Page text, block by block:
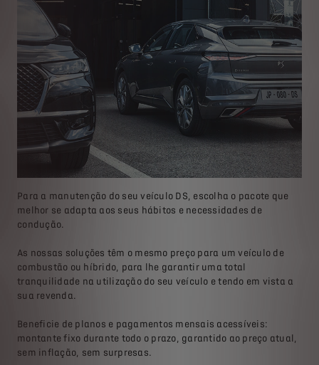
Para a manutenção do seu veículo DS, escolha o pacote que
melhor se adapta aos seus hábitos e necessidades de
condução.
As nossas soluções têm o mesmo preço para um veículo de
combustão ou híbrido, para lhe garantir uma total
tranquilidade na utilização do seu veículo e tendo em vista a
sua revenda.
Beneficie de planos e pagamentos mensais acessíveis:
montante fixo durante todo o prazo, garantido ao preço atual,
sem inflação, sem surpresas.